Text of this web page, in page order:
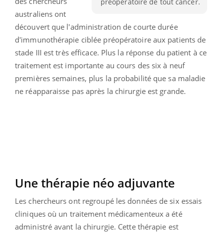
australiens ont
découvert que l'administration de courte durée
d'immunothérapie ciblée préopératoire aux patients de
stade III est très efficace. Plus la réponse du patient à ce
traitement est importante au cours des six à neuf
premières semaines, plus la probabilité que sa maladie
ne réapparaisse pas après la chirurgie est grande.
Une thérapie néo adjuvante
Les chercheurs ont regroupé les données de six essais
cliniques où un traitement médicamenteux a été
administré avant la chirurgie. Cette thérapie est